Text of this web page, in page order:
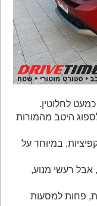
לחלוטין.
היטב מהמורות
במיוחד על
רעשי מנוע,
פחות למסעות